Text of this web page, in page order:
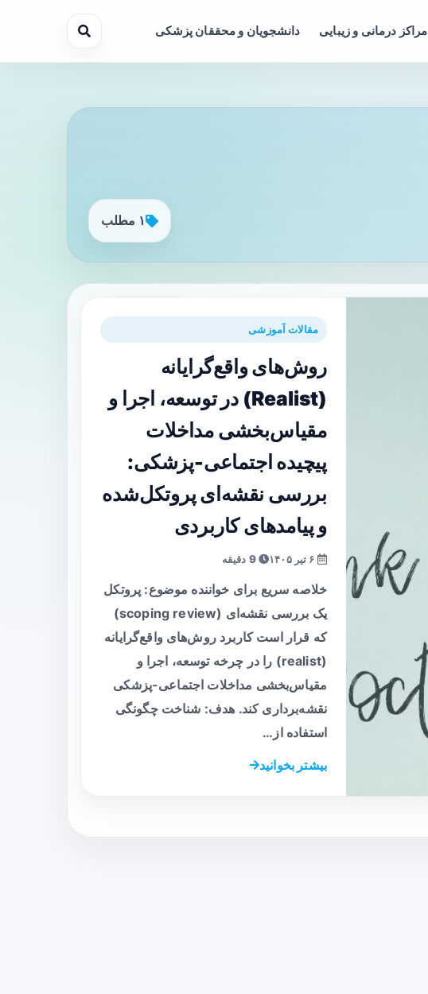
مراکز درمانی و زیبایی دانشجویان و محققان پزشکی
۱ مطلب
مقالات آموزشی
روش‌های واقع‌گرایانه
(Realist) در توسعه، اجرا و
مقیاس‌بخشی مداخلات
پیچیده اجتماعی-پزشکی:
بررسی نقشه‌ای پروتکل‌شده
و پیامدهای کاربردی
9 دقیقه
خلاصه سریع برای خواننده موضوع: پروتکل
یک بررسی نقشه‌ای (scoping review)
که قرار است کاربرد روش‌های واقع‌گرایانه
(realist) را در چرخه توسعه، اجرا و
مقیاس‌بخشی مداخلات اجتماعی-پزشکی
نقشه‌برداری کند. هدف: شناخت چگونگی
استفاده از…
بیشتر بخوانید